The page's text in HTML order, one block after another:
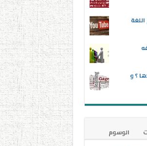
اللغة
؟ و
الوسوم